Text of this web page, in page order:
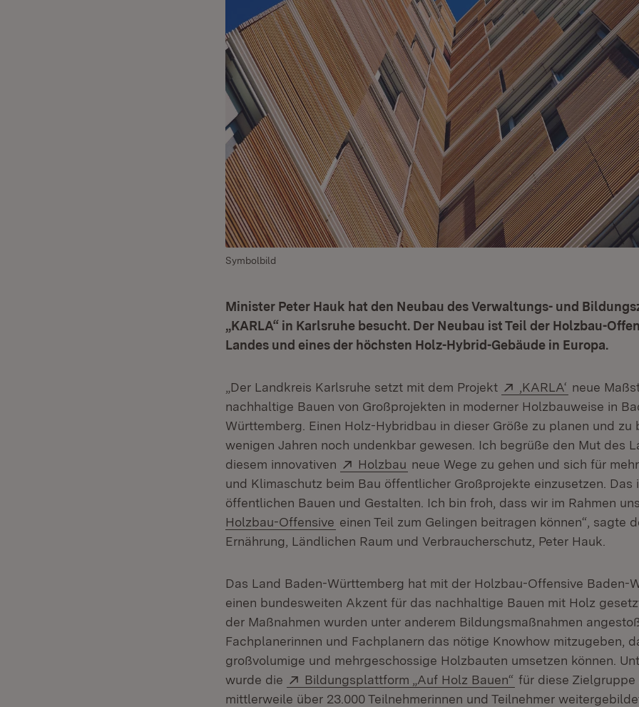
Symbolbild
Minister Peter Hauk hat den Neubau des Verwaltungs- und
„KARLA“ in Karlsruhe besucht. Der Neubau ist Teil der Holzbau-
Landes und eines der höchsten Holz-Hybrid-Gebäude in Europa.
„Der Landkreis Karlsruhe setzt mit dem Projekt Extern:
‚KARLA‘ (Öffnet in
neue
nachhaltige Bauen von Großprojekten in moderner Holzbauweise in
Württemberg. Einen Holz-Hybridbau in dieser Größe zu planen und zu
wenigen Jahren noch undenkbar gewesen. Ich begrüße den Mut des
diesem innovativen
Extern:
Holzbau (Öffnet in neuem Fenster)
neue Wege zu gehen und sich für
und Klimaschutz beim Bau öffentlicher Großprojekte einzusetzen. Das
öffentlichen Bauen und Gestalten. Ich bin froh, dass wir im Rahmen
Holzbau-Offensive (Öffnet in neuem Fenster)
einen Teil zum Gelingen beitragen können“, sagte
Ernährung, Ländlichen Raum und Verbraucherschutz, Peter Hauk.
Das Land Baden-Württemberg hat mit der Holzbau-Offensive Baden-
einen bundesweiten Akzent für das nachhaltige Bauen mit Holz
der Maßnahmen wurden unter anderem Bildungsmaßnahmen
Fachplanerinnen und Fachplanern das nötige Knowhow mitzugeben,
großvolumige und mehrgeschossige Holzbauten umsetzen können.
wurde die
Extern:
Bildungsplattform „Auf Holz Bauen“ (Öffnet in neuem
für diese
mittlerweile über 23.000 Teilnehmerinnen und Teilnehmer